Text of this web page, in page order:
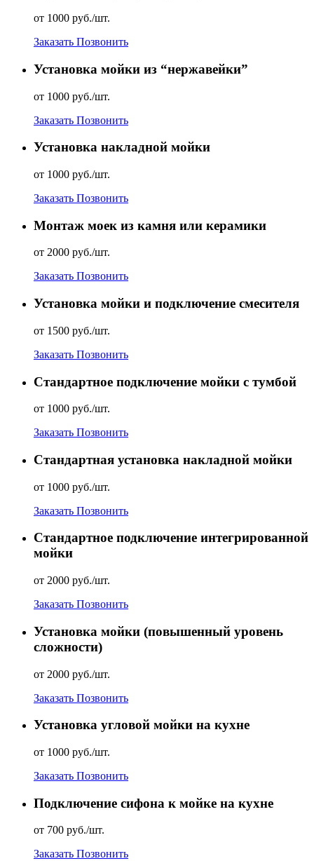
от 1000 руб./шт.
Заказать Позвонить
Установка мойки из “нержавейки”
от 1000 руб./шт.
Заказать Позвонить
Установка накладной мойки
от 1000 руб./шт.
Заказать Позвонить
Монтаж моек из камня или керамики
от 2000 руб./шт.
Заказать Позвонить
Установка мойки и подключение смесителя
от 1500 руб./шт.
Заказать Позвонить
Стандартное подключение мойки с тумбой
от 1000 руб./шт.
Заказать Позвонить
Стандартная установка накладной мойки
от 1000 руб./шт.
Заказать Позвонить
Стандартное подключение интегрированной
мойки
от 2000 руб./шт.
Заказать Позвонить
Установка мойки (повышенный уровень
сложности)
от 2000 руб./шт.
Заказать Позвонить
Установка угловой мойки на кухне
от 1000 руб./шт.
Заказать Позвонить
Подключение сифона к мойке на кухне
от 700 руб./шт.
Заказать Позвонить